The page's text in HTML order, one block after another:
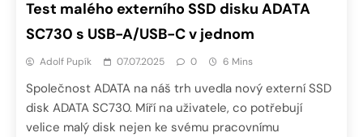
Test malého externího SSD disku ADATA
SC730 s USB-A/USB-C v jednom
Adolf Pupík 07.07.2025 0 6 Mins
Společnost ADATA na náš trh uvedla nový externí SSD
disk ADATA SC730. Míří na uživatele, co potřebují
velice malý disk nejen ke svému pracovnímu